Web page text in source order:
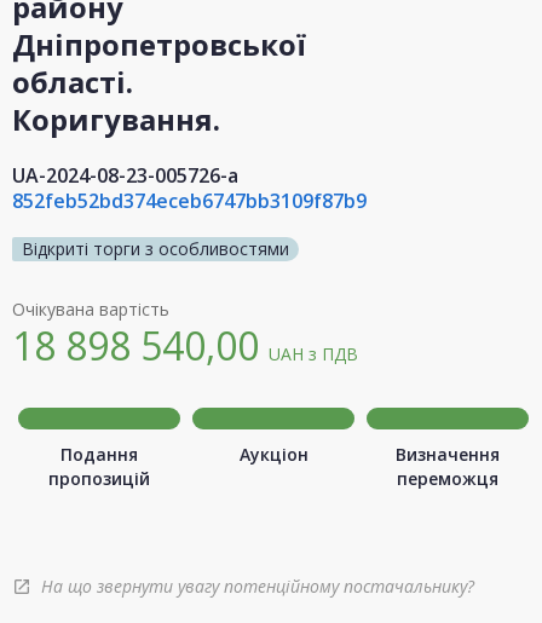
Дніпропетровської
області.
Коригування.
UA-2024-08-23-005726-a
852feb52bd374eceb6747bb3109f87b9
Відкриті торги з особливостями
Очікувана вартість
18 898 540,00 UAH з ПДВ
Подання
пропозицій
Аукціон
Визначення
переможця
open_in_new На що звернути увагу потенційному постачальнику?